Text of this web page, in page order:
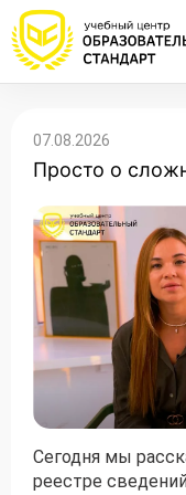
07.08.2026
Просто о
Сегодня мы
реестре
Подать
Оставьте
Оставьте
Оставьте